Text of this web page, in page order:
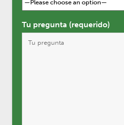
Tu pregunta (requerido)